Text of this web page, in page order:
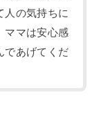
人の気持ちに
ママは安心感
であげてくだ